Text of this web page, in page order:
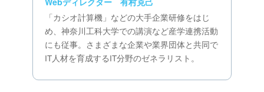
「カシオ計算機」などの大手企業研修をはじ
め、神奈川工科大学での講演など産学連携活動
にも従事。さまざまな企業や業界団体と共同で
IT人材を育成するIT分野のゼネラリスト。